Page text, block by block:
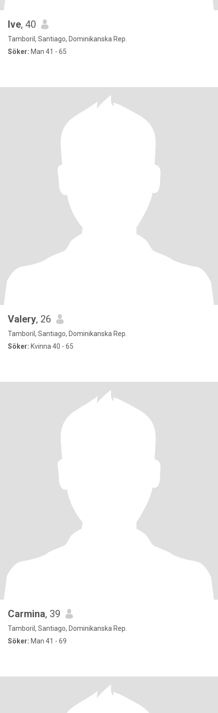
Ive, 40
Tamboril, Santiago, Dominikanska Rep.
Söker: Man 41 - 65
Valery, 26
Tamboril, Santiago, Dominikanska Rep.
Söker: Kvinna 40 - 65
Carmina, 39
Tamboril, Santiago, Dominikanska Rep.
Söker: Man 41 - 69